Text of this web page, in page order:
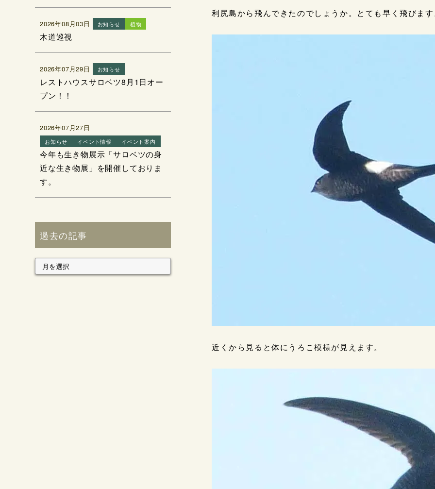
利尻島から飛んできたのでしょうか。とても早く飛びま
近くから見ると体にうろこ模様が見えます。
2026年08月03日 お知らせ 植物
木道巡視
2026年07月29日 お知らせ
レストハウスサロベツ8月1日オー
プン！！
2026年07月27日
お知らせ イベント情報 イベント案内
今年も生き物展示「サロベツの身
近な生き物展」を開催しておりま
す。
過去の記事